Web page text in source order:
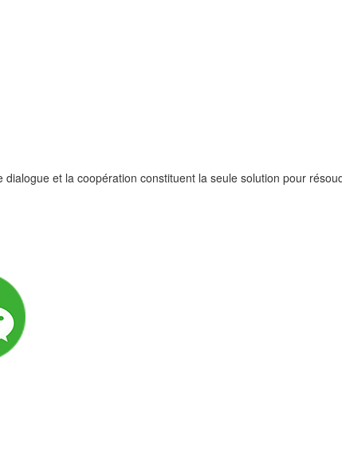
et la coopération constituent la seule solution pour